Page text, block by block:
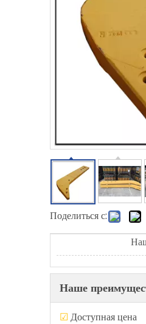
Поделиться с:
Наше
☑